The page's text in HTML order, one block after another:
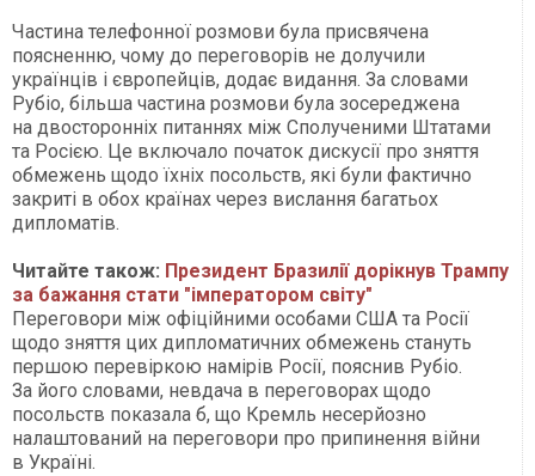
Частина телефонної розмови була присвячена
поясненню, чому до переговорів не долучили
українців і європейців, додає видання. За словами
Рубіо, більша частина розмови була зосереджена
на двосторонніх питаннях між Сполученими Штатами
та Росією. Це включало початок дискусії про зняття
обмежень щодо їхніх посольств, які були фактично
закриті в обох країнах через вислання багатьох
дипломатів.
Читайте також: Президент Бразилії дорікнув Трампу
за бажання стати "імператором світу"
Переговори між офіційними особами США та Росії
щодо зняття цих дипломатичних обмежень стануть
першою перевіркою намірів Росії, пояснив Рубіо.
За його словами, невдача в переговорах щодо
посольств показала б, що Кремль несерйозно
налаштований на переговори про припинення війни
в Україні.